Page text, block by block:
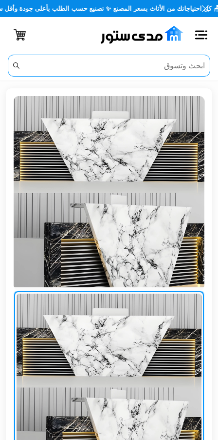
من الأثاث بسعر المصنع ✨ تصنيع حسب الطلب بأعلى جودة وأقل سعر
اغلاق
الفئات
الحساب
أثاث
مكتبي
أثاث
منزلي
خارجي
وشواطئ
أثاث
كافيهات
ومطاعم
وفنادق
مرورية
خزانات
مياه
أثاث
نظافة